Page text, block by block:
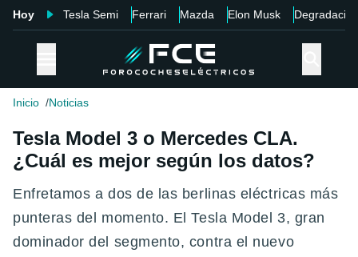
Hoy Tesla Semi Ferrari Mazda Elon Musk Degradación
Inicio Noticias
Tesla Model 3 o Mercedes CLA.
¿Cuál es mejor según los datos?
Enfretamos a dos de las berlinas eléctricas más
punteras del momento. El Tesla Model 3, gran
dominador del segmento, contra el nuevo